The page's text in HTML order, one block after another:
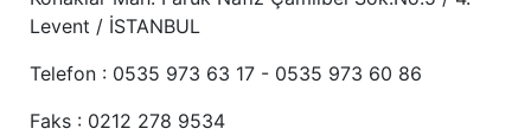
Levent / İSTANBUL
Telefon : 0535 973 63 17 - 0535 973 60 86
Faks : 0212 278 9534